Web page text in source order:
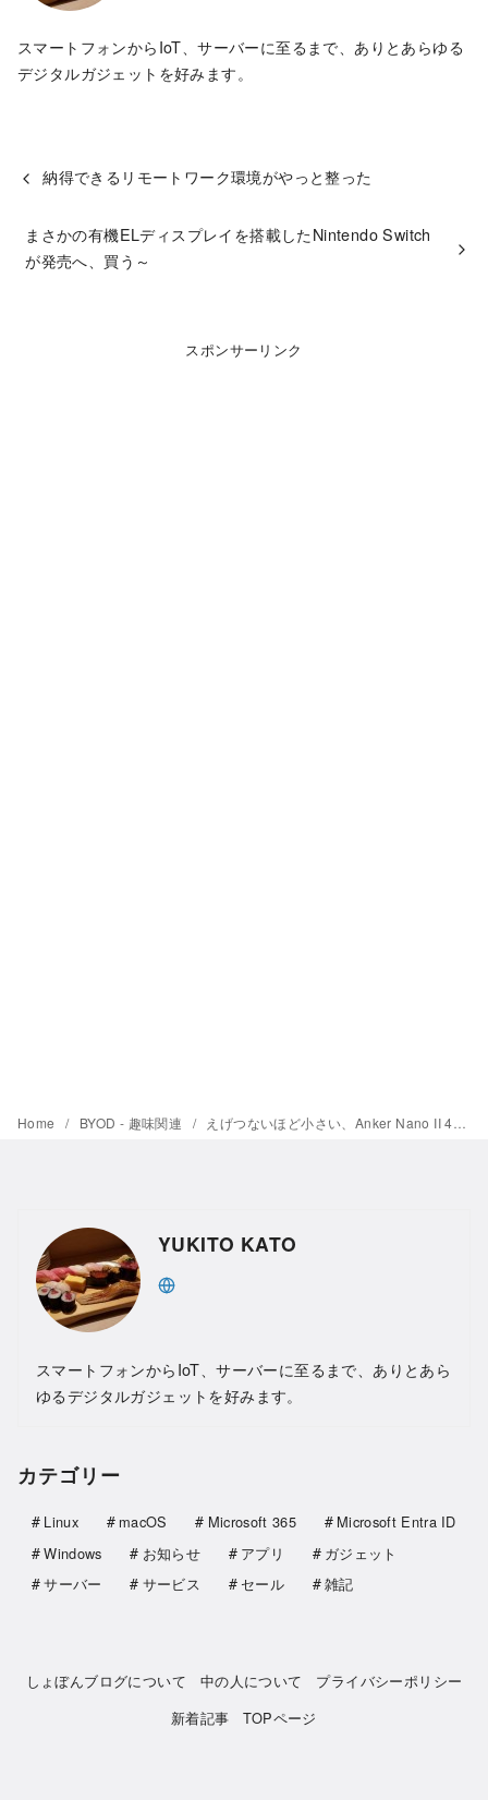
スマートフォンからIoT、サーバーに至るまで、ありとあらゆる
デジタルガジェットを好みます。
納得できるリモートワーク環境がやっと整った
まさかの有機ELディスプレイを搭載したNintendo Switch
が発売へ、買う～
スポンサーリンク
Home BYOD - 趣味関連 えげつないほど小さい、Anker Nano II 45W
YUKITO KATO
スマートフォンからIoT、サーバーに至るまで、ありとあら
ゆるデジタルガジェットを好みます。
カテゴリー
Linux macOS Microsoft 365
Microsoft Entra ID
Windows
お知らせ アプリ
ガジェット
サーバー
サービス セール 雑記
しょぼんブログについて 中の人について
プライバシーポリシー
新着記事
TOPページ